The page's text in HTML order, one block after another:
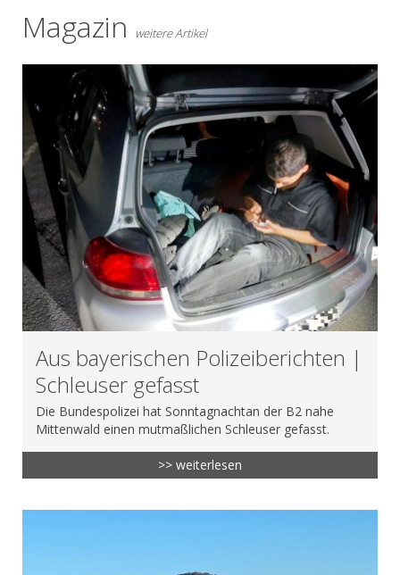
Magazin weitere Artikel
Aus bayerischen Polizeiberichten |
Schleuser gefasst
Die Bundespolizei hat Sonntagnachtan der B2 nahe
Mittenwald einen mutmaßlichen Schleuser gefasst.
>> weiterlesen